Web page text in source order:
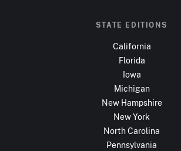
STATE EDITIONS
California
Florida
Iowa
Michigan
New Hampshire
New York
North Carolina
Pennsylvania